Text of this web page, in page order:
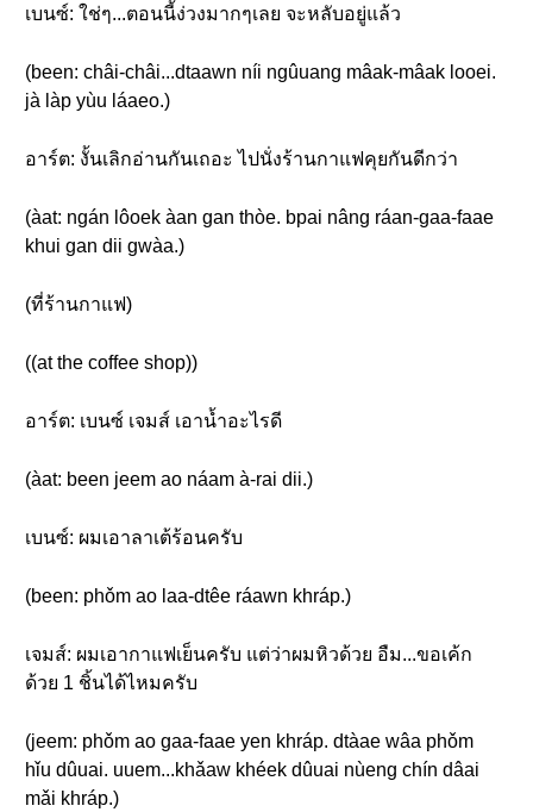
เบนซ์: ใช่ๆ...ตอนนี้ง่วงมากๆเลย จะหลับอยู่แล้ว
(been: châi-châi...dtaawn níi ngûuang mâak-mâak looei.
jà làp yùu láaeo.)
อาร์ต: งั้นเลิกอ่านกันเถอะ ไปนั่งร้านกาแฟคุยกันดีกว่า
(àat: ngán lôoek àan gan thòe. bpai nâng ráan-gaa-faae
khui gan dii gwàa.)
(ที่ร้านกาแฟ)
((at the coffee shop))
อาร์ต: เบนซ์ เจมส์ เอาน้ำอะไรดี
(àat: been jeem ao náam à-rai dii.)
เบนซ์: ผมเอาลาเต้ร้อนครับ
(been: phǒm ao laa-dtêe ráawn khráp.)
เจมส์: ผมเอากาแฟเย็นครับ แต่ว่าผมหิวด้วย อืม...ขอเค้ก
ด้วย 1 ชิ้นได้ไหมครับ
(jeem: phǒm ao gaa-faae yen khráp. dtàae wâa phǒm
hǐu dûuai. uuem...khǎaw khéek dûuai nùeng chín dâai
mǎi khráp.)